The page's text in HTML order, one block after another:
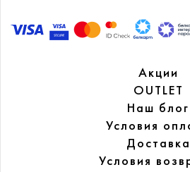
Акции
OUTLET
Наш блог
Условия
Доставка
Условия